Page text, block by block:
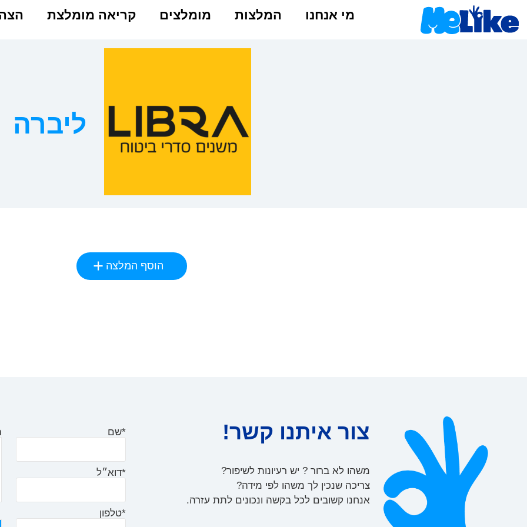
מי אנחנו המלצות מומלצים קריאה מומלצת
ליברה
הוסף המלצה
צור איתנו קשר!
משהו לא ברור ? יש רעיונות לשיפור?
צריכה שנכין לך משהו לפי מידה?
אנחנו קשובים לכל בקשה ונכונים לתת עזרה.
*שם
*דוא״ל
*טלפון